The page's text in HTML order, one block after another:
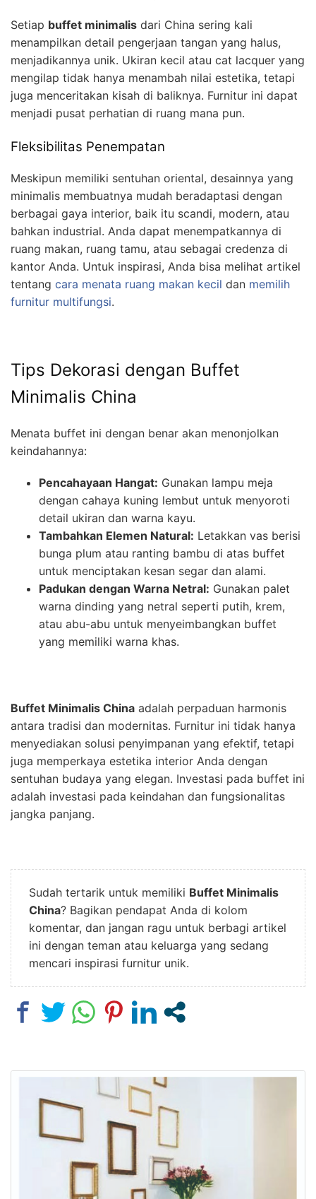
Setiap buffet minimalis dari China sering kali
menampilkan detail pengerjaan tangan yang halus,
menjadikannya unik. Ukiran kecil atau cat lacquer yang
mengilap tidak hanya menambah nilai estetika, tetapi
juga menceritakan kisah di baliknya. Furnitur ini dapat
menjadi pusat perhatian di ruang mana pun.
Fleksibilitas Penempatan
Meskipun memiliki sentuhan oriental, desainnya yang
minimalis membuatnya mudah beradaptasi dengan
berbagai gaya interior, baik itu scandi, modern, atau
bahkan industrial. Anda dapat menempatkannya di
ruang makan, ruang tamu, atau sebagai credenza di
kantor Anda. Untuk inspirasi, Anda bisa melihat artikel
tentang cara menata ruang makan kecil dan memilih
furnitur multifungsi.
Tips Dekorasi dengan Buffet
Minimalis China
Menata buffet ini dengan benar akan menonjolkan
keindahannya:
Pencahayaan Hangat: Gunakan lampu meja
dengan cahaya kuning lembut untuk menyoroti
detail ukiran dan warna kayu.
Tambahkan Elemen Natural: Letakkan vas berisi
bunga plum atau ranting bambu di atas buffet
untuk menciptakan kesan segar dan alami.
Padukan dengan Warna Netral: Gunakan palet
warna dinding yang netral seperti putih, krem,
atau abu-abu untuk menyeimbangkan buffet
yang memiliki warna khas.
Buffet Minimalis China adalah perpaduan harmonis
antara tradisi dan modernitas. Furnitur ini tidak hanya
menyediakan solusi penyimpanan yang efektif, tetapi
juga memperkaya estetika interior Anda dengan
sentuhan budaya yang elegan. Investasi pada buffet ini
adalah investasi pada keindahan dan fungsionalitas
jangka panjang.
Sudah tertarik untuk memiliki Buffet Minimalis
China? Bagikan pendapat Anda di kolom
komentar, dan jangan ragu untuk berbagi artikel
ini dengan teman atau keluarga yang sedang
mencari inspirasi furnitur unik.